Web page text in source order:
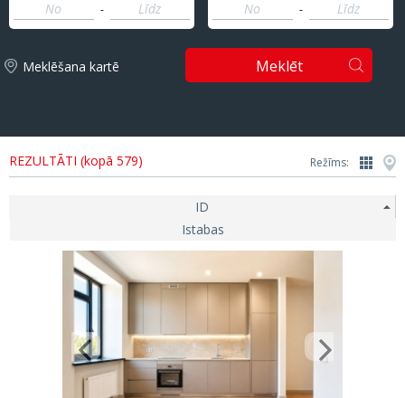
-
-
Meklēšana kartē Meklēt
REZULTĀTI (kopā 579) Režīms:
ID
Istabas